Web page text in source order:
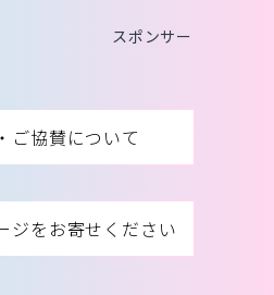
スポンサー
ご協賛について
ジをお寄せください